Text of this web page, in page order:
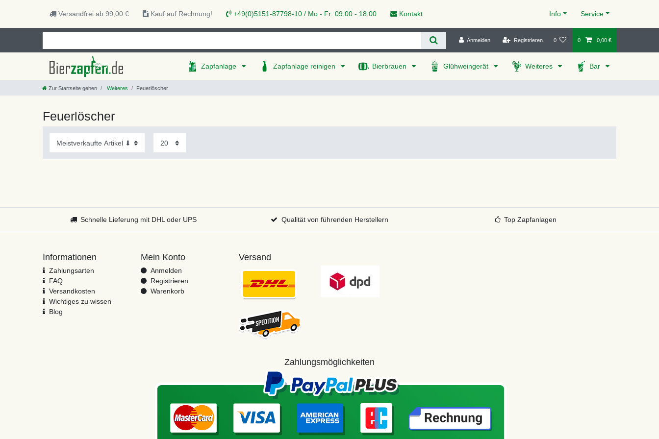
Versandfrei ab 99,00 € Kauf auf Rechnung! +49(0)5151-87798-10 / Mo - Fr: 09:00 - 18:00 Kontakt Info Service
Anmelden Registrieren 0 0 0,00 €
Zapfanlage Zapfanlage reinigen Bierbrauen Glühweingerät Weiteres Bar
Zur Startseite gehen Weiteres Feuerlöscher
Feuerlöscher
Schnelle Lieferung mit DHL oder UPS Qualität von führenden Herstellern Top Zapfanlagen
Informationen
Zahlungsarten
FAQ
Versandkosten
Wichtiges zu wissen
Blog
Mein Konto
Anmelden
Registrieren
Warenkorb
Versand
Zahlungsmöglichkeiten